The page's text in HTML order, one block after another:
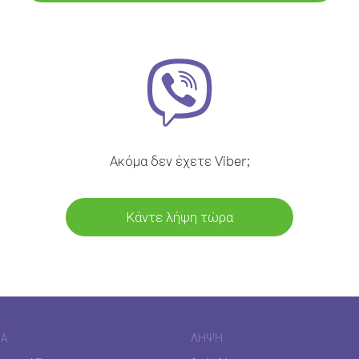
Ακόμα δεν έχετε Viber;
Κάντε λήψη τώρα
ΛΉΨΗ